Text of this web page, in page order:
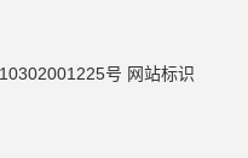
号 网站标识